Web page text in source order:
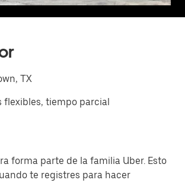
TX
flexibles, tiempo parcial
forma parte de la familia Uber. Esto
te registres para hacer